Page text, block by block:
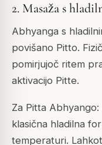
2. Masaža s
Abhyanga s
povišano Pitto.
pomirjujoč ritem
aktivacijo Pitte.
Za Pitta
klasična hladilna
temperaturi.